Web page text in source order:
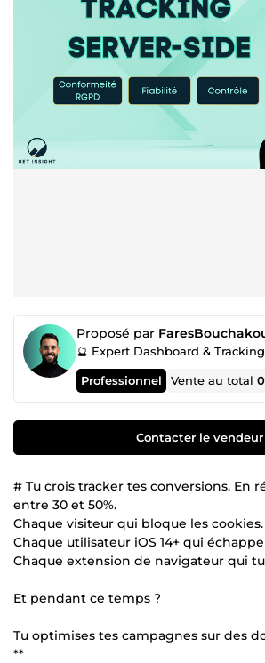
Proposé par
Professionnel Vente au total0
Contacter le vendeur
# Tu crois tracker tes conversions. En
entre 30 et 50%.
Chaque visiteur qui bloque les cookies.
Chaque utilisateur iOS 14+ qui
Chaque extension de navigateur qui
Et pendant ce temps ?
Tu optimises tes campagnes sur des
**